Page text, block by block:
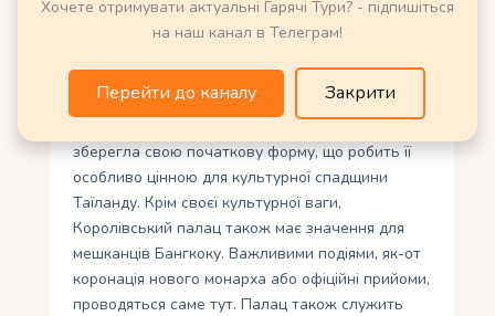
прекрасним прикладом традиційної тайської
архітектури.
Величезний комплекс будинків, храмів і
двориків вражає своєю розкішшю і
деталізацією. Вся споруда майже повністю
зберегла свою початкову форму, що робить її
особливо цінною для культурної спадщини
Таїланду. Крім своєї культурної ваги,
Королівський палац також має значення для
мешканців Бангкоку. Важливими подіями, як-от
коронація нового монарха або офіційні прийоми,
проводяться саме тут. Палац також служить
Хочете отримувати актуальні Гарячі Тури? - підпишіться
на наш канал в Телеграм!
Перейти до каналу Закрити